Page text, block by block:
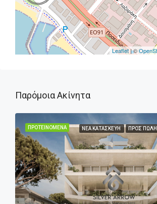
Leaflet| ©
Παρόμοια Ακίνητα
ΠΡΟΤΕΙΝΌΜΕΝΑ ΝΈΑ ΚΑΤΑΣΚΕΥΉ ΠΡΟΣ